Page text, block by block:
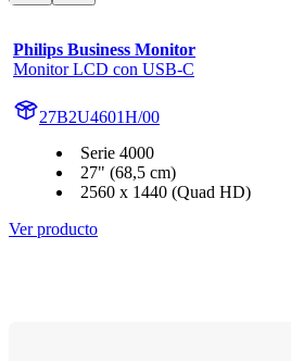
Philips Business Monitor
Monitor LCD con USB-C
27B2U4601H/00
Serie 4000
27" (68,5 cm)
2560 x 1440 (Quad HD)
Ver producto